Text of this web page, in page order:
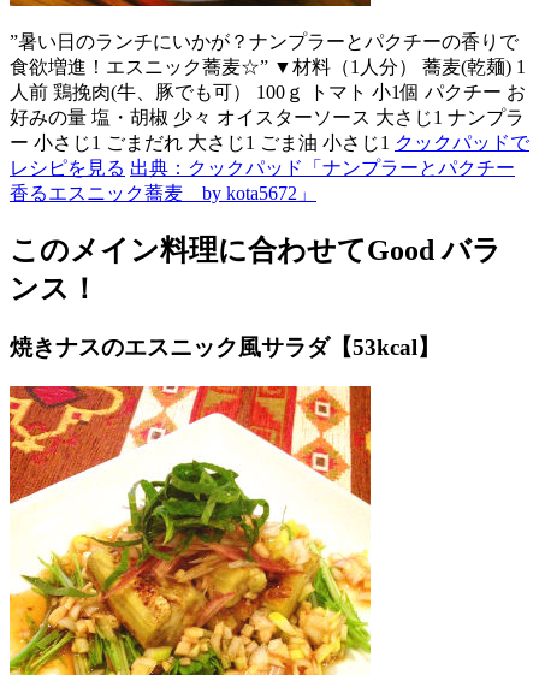
”暑い日のランチにいかが？ナンプラーとパクチーの香りで
食欲増進！エスニック蕎麦☆” ▼材料（1人分） 蕎麦(乾麺) 1
人前 鶏挽肉(牛、豚でも可） 100ｇ トマト 小1個 パクチー お
好みの量 塩・胡椒 少々 オイスターソース 大さじ1 ナンプラ
ー 小さじ1 ごまだれ 大さじ1 ごま油 小さじ1 クックパッドで
レシピを見る 出典：クックパッド「ナンプラーとパクチー
香るエスニック蕎麦 by kota5672」
このメイン料理に合わせてGood バラ
ンス！
焼きナスのエスニック風サラダ【53kcal】